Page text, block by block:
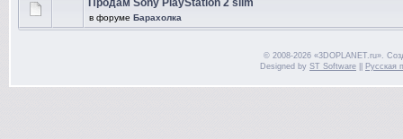
Продам Sony PlayStation 2 slim
в форуме Барахолка
© 2008-2026 «3DOPLANET.ru».
Designed by ST Software Русская